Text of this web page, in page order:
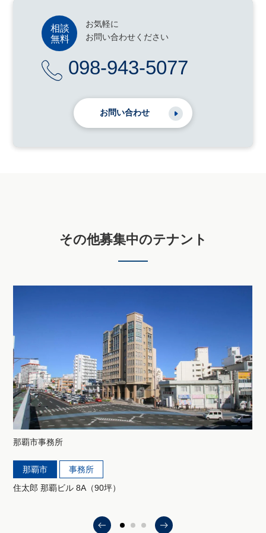
お気軽に
お問い合わせください
098-943-5077
お問い合わせ
その他募集中のテナント
那覇市事務所
那覇市
事務所
住太郎 那覇ビル 8A（90坪）